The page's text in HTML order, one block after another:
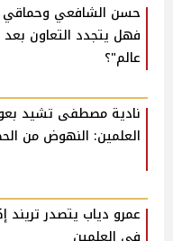
حسن الشافعي وحماقي
فهل يتجدد التعاون
عالم"؟
نادية مصطفى تشيد
العلمين: النهوض من
عمرو دياب يتصدر